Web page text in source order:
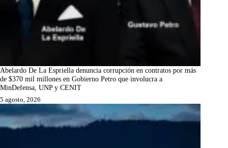
Abelardo De La Espriella denuncia corrupción en contratos por más
de $370 mil millones en Gobierno Petro que involucra a
MinDefensa, UNP y CENIT
5 agosto, 2026